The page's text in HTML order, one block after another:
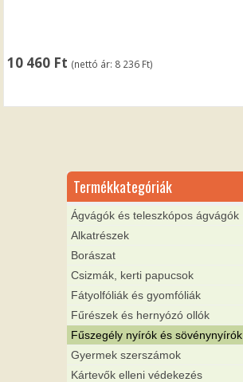
10 460 Ft (nettó ár: 8 236 Ft)
Termékkategóriák
Ágvágók és teleszkópos ágvágók
Alkatrészek
Borászat
Csizmák, kerti papucsok
Fátyolfóliák és gyomfóliák
Fűrészek és hernyózó ollók
Fűszegély nyírók és sövénynyírók
Gyermek szerszámok
Kártevők elleni védekezés